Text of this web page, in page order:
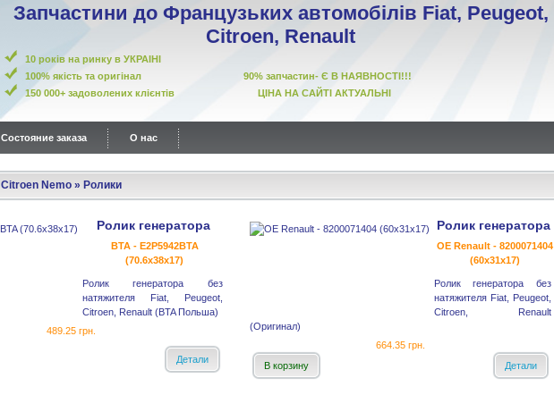
Запчастини до Французьких автомобілів Fiat, Peugeot,
Citroen, Renault
10 років на ринку в УКРАІНІ
100% якість та оригінал 90% запчастин- Є В НАЯВНОСТІ!!!
150 000+ задоволених клієнтів ЦІНА НА САЙТІ АКТУАЛЬНІ
Состояние заказа О нас
Citroen Nemo » Ролики
Ролик генератора
BTA - E2P5942BTA
(70.6x38x17)
Ролик генератора без
натяжителя Fiat, Peugeot,
Citroen, Renault (BTA Польша)
489.25 грн.
Детали
Ролик генератора
OE Renault - 8200071404
(60x31x17)
Ролик генератора без
натяжителя Fiat, Peugeot,
Citroen, Renault
(Оригинал)
664.35 грн.
В корзину
Детали